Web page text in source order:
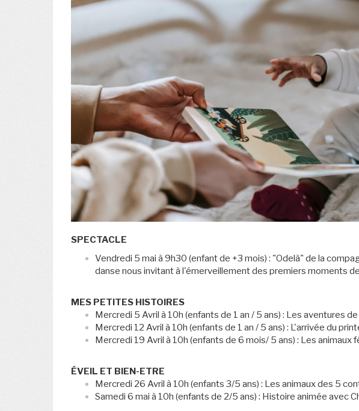
SPECTACLE
Vendredi 5 mai à 9h30 (enfant de +3 mois) : "Odelà" de la
danse nous invitant à l'émerveillement des premiers moments
MES PETITES HISTOIRES
Mercredi 5 Avril à 10h (enfants de 1 an / 5 ans) : Les aventures
Mercredi 12 Avril à 10h (enfants de 1 an / 5 ans) : L'arrivée du
Mercredi 19 Avril à 10h (enfants de 6 mois/ 5 ans) : Les animaux
ÉVEIL ET BIEN-ETRE
Mercredi 26 Avril à 10h (enfants 3/5 ans) : Les animaux des 5
Samedi 6 mai à 10h (enfants de 2/5 ans) : Histoire animée avec